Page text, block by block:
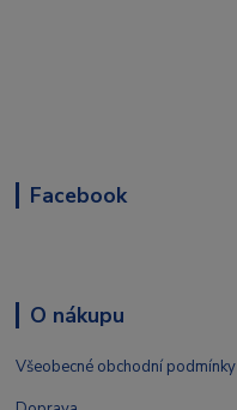
Facebook
O nákupu
Všeobecné obchodní podmínky